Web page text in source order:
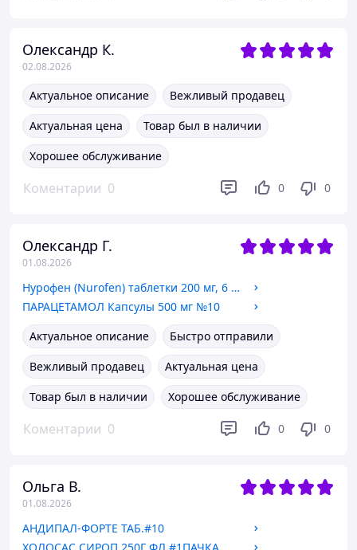
Олександр К.
02.08.2026
Актуальное описание
Вежливый продавец
Актуальная цена
Товар был в наличии
Хорошее обслуживание
Коментарии 0 0 0
Олександр Г.
01.08.2026
Нурофен (Nurofen) таблетки 200 мг, 6 шт.
ПАРАЦЕТАМОЛ Капсулы 500 мг №10
Актуальное описание
Быстро отправили
Вежливый продавец
Актуальная цена
Товар был в наличии
Хорошее обслуживание
Коментарии 0 0 0
Ольга В.
01.08.2026
АНДИПАЛ-ФОРТЕ ТАБ.#10